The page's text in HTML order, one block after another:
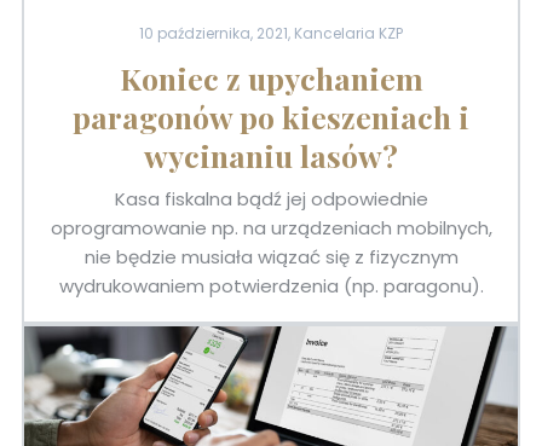
10 października, 2021, Kancelaria KZP
Koniec z upychaniem
paragonów po kieszeniach i
wycinaniu lasów?
Kasa fiskalna bądź jej odpowiednie
oprogramowanie np. na urządzeniach mobilnych,
nie będzie musiała wiązać się z fizycznym
wydrukowaniem potwierdzenia (np. paragonu).